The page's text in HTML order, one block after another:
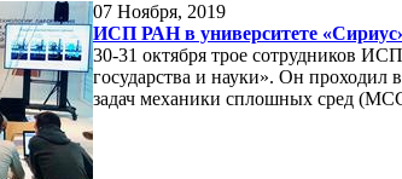
07 Ноября, 2019
ИСП РАН в университете
30-31 октября трое сотрудников
государства и науки». Он проходил
задач механики сплошных сред